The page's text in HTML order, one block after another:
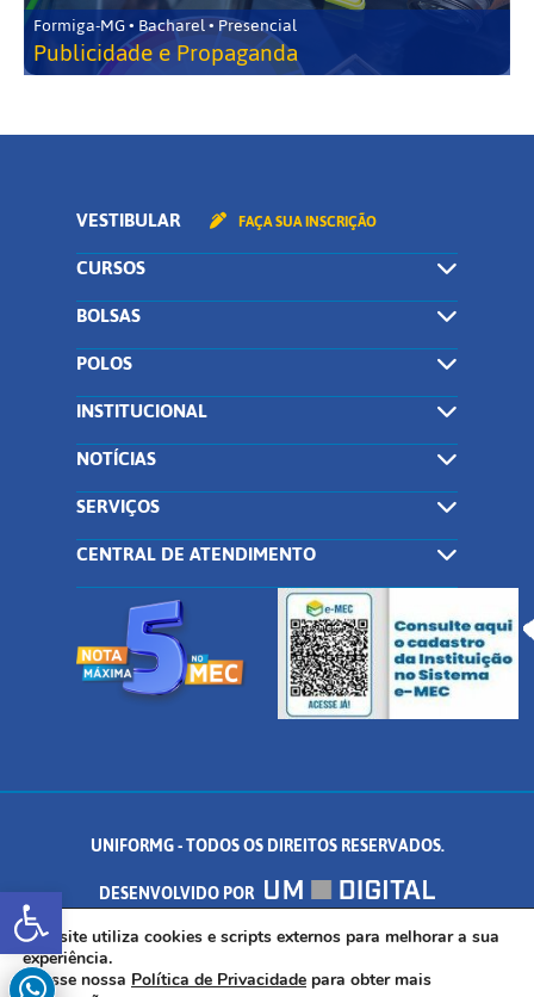
Abrir a barra de ferramentas
Formiga-MG • Bacharel • Presencial
Publicidade e Propaganda
VESTIBULAR FAÇA SUA INSCRIÇÃO
CURSOS
BOLSAS
POLOS
INSTITUCIONAL
NOTÍCIAS
SERVIÇOS
CENTRAL DE ATENDIMENTO
UNIFORMG - TODOS OS DIREITOS RESERVADOS.
DESENVOLVIDO POR
AV. DR. ARNALDO DE SENNA, 328 - PALMEIRAS, FORMIGA/MG - CEP:
35.574.530
Este site utiliza cookies e scripts externos para melhorar a sua
experiência.
Acesse nossa Política de Privacidade para obter mais